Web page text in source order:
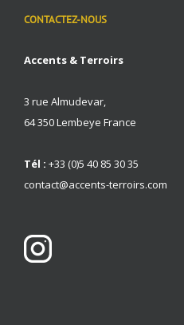
CONTACTEZ-NOUS
Accents & Terroirs
3 rue Almudevar,
64 350 Lembeye France
Tél : +33 (0)5 40 85 30 35
contact@accents-terroirs.com